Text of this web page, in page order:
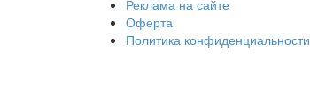
Реклама на сайте
Оферта
Политика конфиденциальности